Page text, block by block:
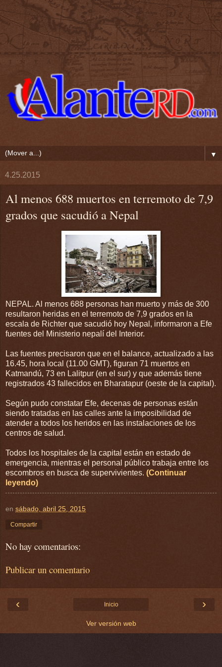
▼
4.25.2015
Al menos 688 muertos en terremoto de 7,9
grados que sacudió a Nepal
NEPAL. Al menos 688 personas han muerto y más de 300
resultaron heridas en el terremoto de 7,9 grados en la
escala de Richter que sacudió hoy Nepal, informaron a Efe
fuentes del Ministerio nepalí del Interior.
Las fuentes precisaron que en el balance, actualizado a las
16.45, hora local (11.00 GMT), figuran 71 muertos en
Katmandú, 73 en Lalitpur (en el sur) y que además tiene
registrados 43 fallecidos en Bharatapur (oeste de la capital).
Según pudo constatar Efe, decenas de personas están
siendo tratadas en las calles ante la imposibilidad de
atender a todos los heridos en las instalaciones de los
centros de salud.
Todos los hospitales de la capital están en estado de
emergencia, mientras el personal público trabaja entre los
escombros en busca de supervivientes. (Continuar
leyendo)
en sábado, abril 25, 2015
Compartir
No hay comentarios:
Publicar un comentario
‹ ›
Inicio
Ver versión web